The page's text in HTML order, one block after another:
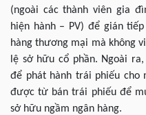
(ngoài các thành viên gia
hiện hành – PV) để gián
hàng thương mại mà không
lệ sở hữu cổ phần. Ngoài
để phát hành trái phiếu cho
được từ bán trái phiếu để
sở hữu ngầm ngân hàng.